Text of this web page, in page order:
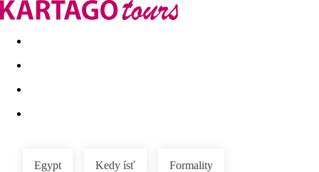
Last minute Dovolenkové kluby
Egypt Kedy ísť Formality